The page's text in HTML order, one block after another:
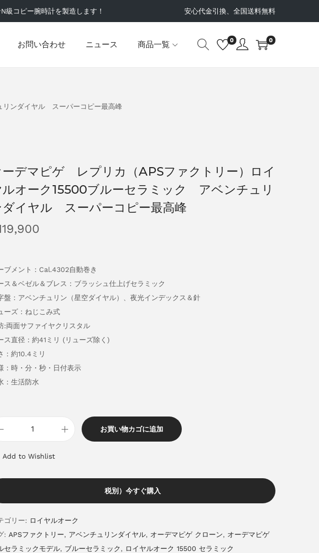
級コピー腕時計を製造します！ 安心代金引換、全国送料無料
お問い合わせ ニュース 商品一覧 0 0
ンダイヤル スーパーコピー最高峰
ーデマピゲ レプリカ（APSファクトリー）ロイ
ルオーク15500ブルーセラミック アベンチュリ
ダイヤル スーパーコピー最高峰
ブメント：Cal.4302自動巻き
ス＆ベゼル＆ブレス：ブラッシュ仕上げセラミック
盤：アベンチュリン（星空ダイヤル）、夜光インデックス＆針
ーズ：ねじこみ式
:両面サファイヤクリスタル
ス直径：約41ミリ (リューズ除く)
：約10.4ミリ
：時・分・秒・日付表示
：生活防水
お買い物カゴに追加
Add to Wishlist
税別）今すぐ購入
ゴリー: ロイヤルオーク
: APSファクトリー, アベンチュリンダイヤル, オーデマピゲ クローン, オーデマピゲ
セラミックモデル, ブルーセラミック, ロイヤルオーク 15500 セラミック